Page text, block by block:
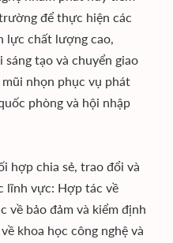
để thực hiện các
lực chất lượng cao,
tạo và chuyển giao
nhọn phục vụ phát
phòng và hội nhập
hợp chia sẻ, trao đổi và
lĩnh vực: Hợp tác về
về bảo đảm và kiểm định
khoa học công nghệ và